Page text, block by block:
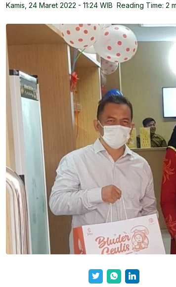
Kamis, 24 Maret 2022 - 11:24 WIB Reading Time: 2